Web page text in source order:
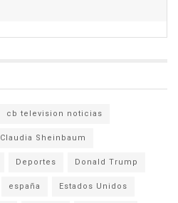
cb television noticias
Claudia Sheinbaum
Deportes Donald Trump
españa Estados Unidos